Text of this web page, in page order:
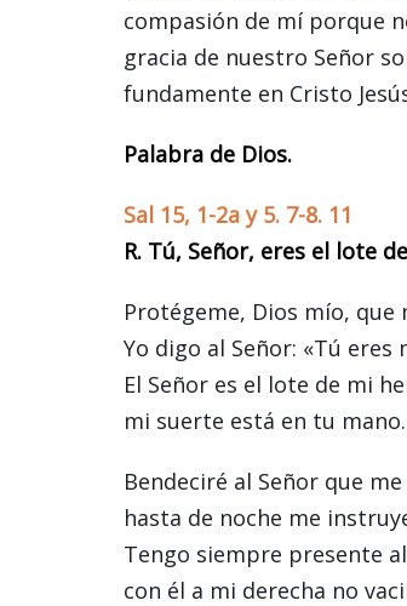
compasión de mí porque
gracia de nuestro Señor
fundamente en Cristo
Palabra de Dios.
Sal 15, 1-2a y 5. 7-8. 11
R. Tú, Señor, eres el lote
Protégeme, Dios mío, que
Yo digo al Señor: «Tú eres
El Señor es el lote de mi
mi suerte está en tu mano.
Bendeciré al Señor que
hasta de noche me
Tengo siempre presente
con él a mi derecha no